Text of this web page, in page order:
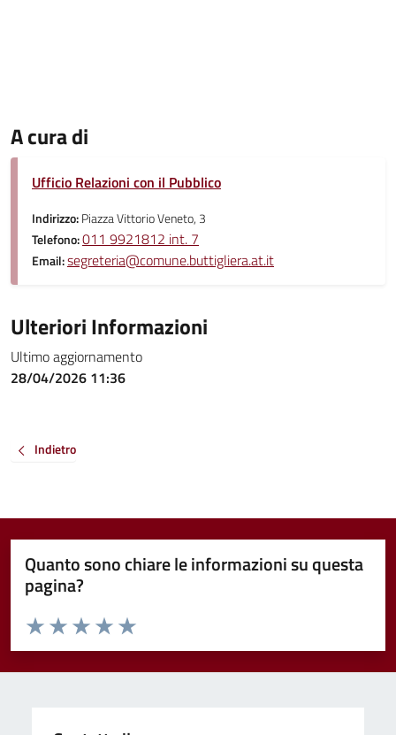
A cura di
Ufficio Relazioni con il Pubblico
Indirizzo:Piazza Vittorio Veneto, 3
Telefono:011 9921812 int. 7
Email:segreteria@comune.buttigliera.at.it
Ulteriori Informazioni
Ultimo aggiornamento
28/04/2026 11:36
Indietro
Quanto sono chiare le informazioni su questa
pagina?
Valuta da 1 a 5 stelle la pagina
Valuta 5 stelle su 5
Valuta 4 stelle su 5
Valuta 3 stelle su 5
Valuta 2 stelle su 5
Valuta 1 stelle su 5